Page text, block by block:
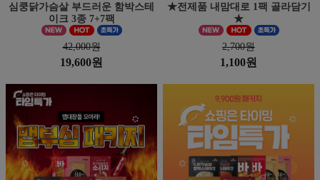
심쿵닭가슴살 부드러운 함박스테
이크 3종 7+7팩
42,000원
19,600원
★전제품 내맘대로 1팩 골라담기
★
2,700원
1,100원